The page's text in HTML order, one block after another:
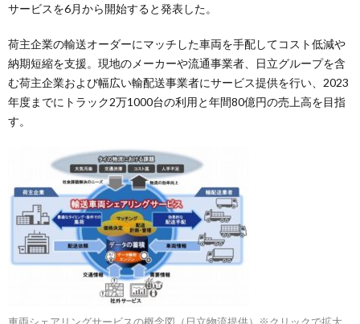
サービスを6月から開始すると発表した。
荷主企業の輸送オーダーにマッチした車両を手配してコスト低減や
納期短縮を支援。現地のメーカーや流通事業者、日立グループを含
む荷主企業および幅広い輸配送事業者にサービス提供を行い、2023
年度までにトラック2万1000台の利用と年間80億円の売上高を目指
す。
車両シェアリングサービスの概念図（日立物流提供）※クリックで拡大